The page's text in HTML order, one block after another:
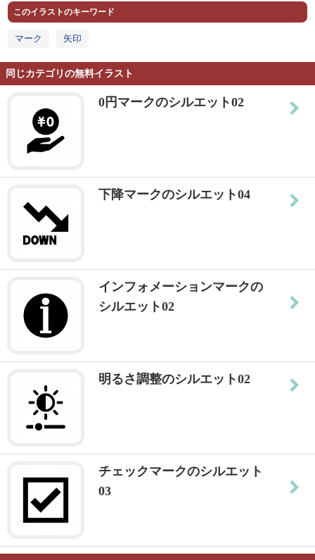
このイラストのキーワード
マーク 矢印
同じカテゴリの無料イラスト
0円マークのシルエット02
下降マークのシルエット04
インフォメーションマークの
シルエット02
明るさ調整のシルエット02
チェックマークのシルエット
03